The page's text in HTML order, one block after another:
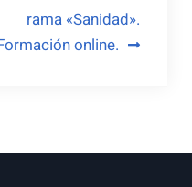
rama «Sanidad».
online.